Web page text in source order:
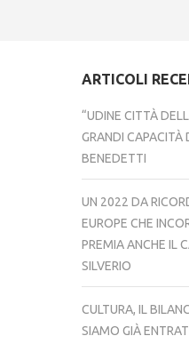
ARTICOLI
“UDINE CITTÀ
GRANDI CAPACITÀ
BENEDETTI
UN 2022 DA
EUROPE CHE
PREMIA ANCHE IL
SILVERIO
CULTURA, IL
SIAMO GIÀ